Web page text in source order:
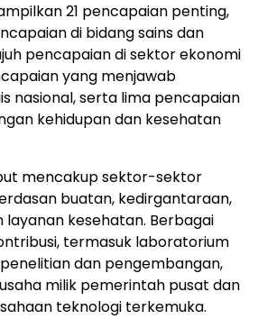
21 pencapaian penting,
di bidang sains dan
pencapaian di sektor ekonomi
yang menjawab
nasional, serta lima pencapaian
kehidupan dan kesehatan
mencakup sektor-sektor
buatan, kedirgantaraan,
layanan kesehatan. Berbagai
termasuk laboratorium
dan pengembangan,
milik pemerintah pusat dan
teknologi terkemuka.